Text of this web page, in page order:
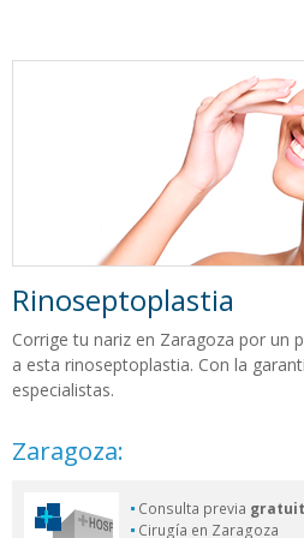
Rinoseptoplastia
Corrige tu nariz en Zaragoza por un
a esta rinoseptoplastia. Con la
especialistas.
Zaragoza:
Consulta previa
Cirugía en Zaragoza